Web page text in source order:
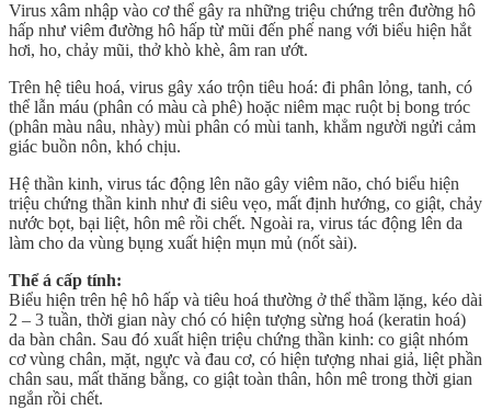
Virus xâm nhập vào cơ thể gây ra những triệu chứng trên đường hô
hấp như viêm đường hô hấp từ mũi đến phế nang với biểu hiện hắt
hơi, ho, chảy mũi, thở khò khè, âm ran ướt.
Trên hệ tiêu hoá, virus gây xáo trộn tiêu hoá: đi phân lỏng, tanh, có
thể lẫn máu (phân có màu cà phê) hoặc niêm mạc ruột bị bong tróc
(phân màu nâu, nhày) mùi phân có mùi tanh, khẳm người ngửi cảm
giác buồn nôn, khó chịu.
Hệ thần kinh, virus tác động lên não gây viêm não, chó biểu hiện
triệu chứng thần kinh như đi siêu vẹo, mất định hướng, co giật, chảy
nước bọt, bại liệt, hôn mê rồi chết. Ngoài ra, virus tác động lên da
làm cho da vùng bụng xuất hiện mụn mủ (nốt sài).
Thể á cấp tính:
Biểu hiện trên hệ hô hấp và tiêu hoá thường ở thể thầm lặng, kéo dài
2 – 3 tuần, thời gian này chó có hiện tượng sừng hoá (keratin hoá)
da bàn chân. Sau đó xuất hiện triệu chứng thần kinh: co giật nhóm
cơ vùng chân, mặt, ngực và đau cơ, có hiện tượng nhai giả, liệt phần
chân sau, mất thăng bằng, co giật toàn thân, hôn mê trong thời gian
ngắn rồi chết.